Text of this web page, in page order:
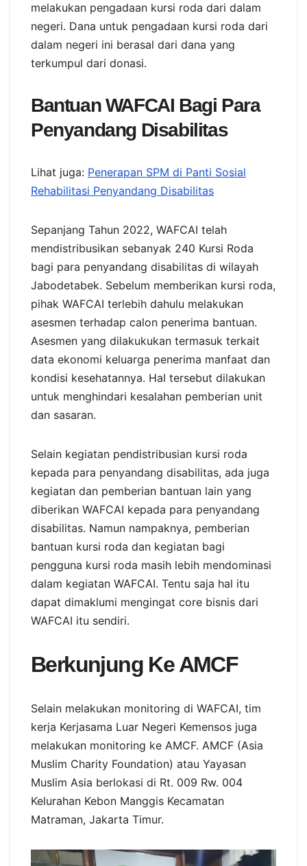
melakukan pengadaan kursi roda dari dalam
negeri. Dana untuk pengadaan kursi roda dari
dalam negeri ini berasal dari dana yang
terkumpul dari donasi.
Bantuan WAFCAI Bagi Para
Penyandang Disabilitas
Lihat juga: Penerapan SPM di Panti Sosial
Rehabilitasi Penyandang Disabilitas
Sepanjang Tahun 2022, WAFCAI telah
mendistribusikan sebanyak 240 Kursi Roda
bagi para penyandang disabilitas di wilayah
Jabodetabek. Sebelum memberikan kursi roda,
pihak WAFCAI terlebih dahulu melakukan
asesmen terhadap calon penerima bantuan.
Asesmen yang dilakukukan termasuk terkait
data ekonomi keluarga penerima manfaat dan
kondisi kesehatannya. Hal tersebut dilakukan
untuk menghindari kesalahan pemberian unit
dan sasaran.
Selain kegiatan pendistribusian kursi roda
kepada para penyandang disabilitas, ada juga
kegiatan dan pemberian bantuan lain yang
diberikan WAFCAI kepada para penyandang
disabilitas. Namun nampaknya, pemberian
bantuan kursi roda dan kegiatan bagi
pengguna kursi roda masih lebih mendominasi
dalam kegiatan WAFCAI. Tentu saja hal itu
dapat dimaklumi mengingat core bisnis dari
WAFCAI itu sendiri.
Berkunjung Ke AMCF
Selain melakukan monitoring di WAFCAI, tim
kerja Kerjasama Luar Negeri Kemensos juga
melakukan monitoring ke AMCF. AMCF (Asia
Muslim Charity Foundation) atau Yayasan
Muslim Asia berlokasi di Rt. 009 Rw. 004
Kelurahan Kebon Manggis Kecamatan
Matraman, Jakarta Timur.